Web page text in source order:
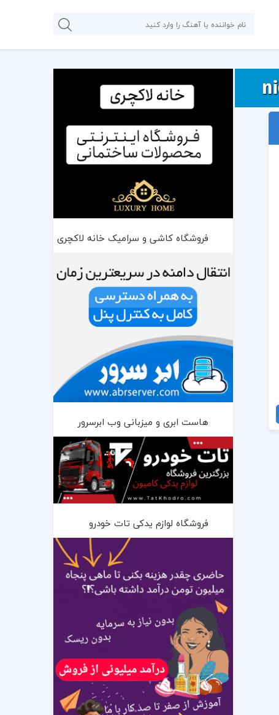
فروشگاه کاشی و سرامیک خانه لاکچری
هاست ابری و میزبانی وب ابرسرور
فروشگاه لوازم یدکی تات خودرو